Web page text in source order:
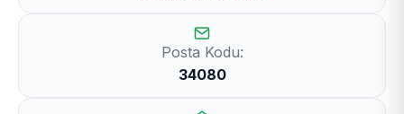
Posta Kodu:
34080